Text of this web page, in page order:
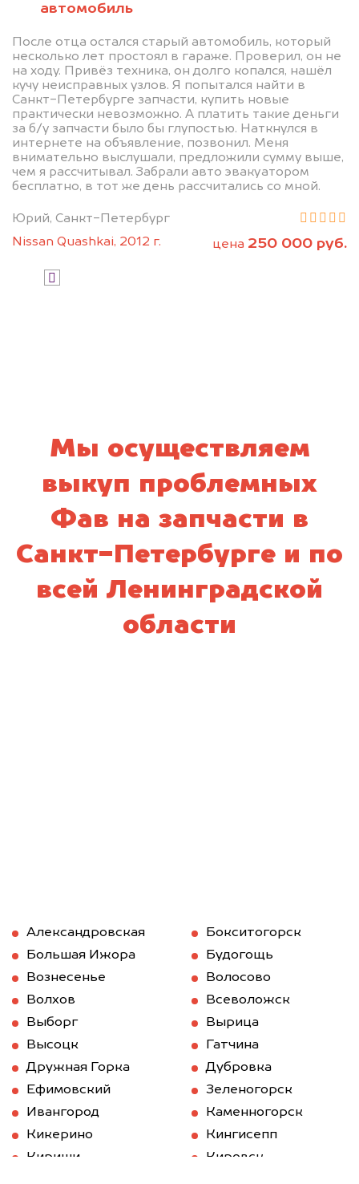
автомобиль
После отца остался старый автомобиль, который
несколько лет простоял в гараже. Проверил, он не
на ходу. Привёз техника, он долго копался, нашёл
кучу неисправных узлов. Я попытался найти в
Санкт-Петербурге запчасти, купить новые
практически невозможно. А платить такие деньги
за б/у запчасти было бы глупостью. Наткнулся в
интернете на объявление, позвонил. Меня
внимательно выслушали, предложили сумму выше,
чем я рассчитывал. Забрали авто эвакуатором
бесплатно, в тот же день рассчитались со мной.
Юрий, Санкт-Петербург
Nissan Quashkai, 2012 г.
цена 250 000 руб.
автомобиля на разбор.
Мы купим ваше авто на 20.000 руб.
дороже, чем предлагают на
автоаукционах.
Мы осуществляем
выкуп проблемных
Фав на запчасти в
Санкт-Петербурге и по
всей Ленинградской
области
Александровская
Бокситогорск
Большая Ижора
Будогощь
Вознесенье
Волосово
Волхов
Всеволожск
Выборг
Вырица
Высоцк
Гатчина
Дружная Горка
Дубровка
Ефимовский
Зеленогорск
Ивангород
Каменногорск
Кикерино
Кингисепп
Кириши
Кировск